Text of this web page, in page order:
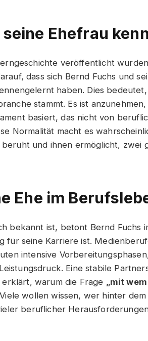
Ehefrau
veröffentlicht
dass sich Bernd Fuchs und
haben. Dies bedeutet,
stammt. Es ist
basiert, das nicht von
Normalität macht es
und ihnen ermöglicht, zwei
Ehe im
bekannt ist, betont Bernd Fuchs
für seine Karriere ist.
intensive
Eine stabile
warum die Frage „mit
wollen wissen, wer hinter dem
beruflicher